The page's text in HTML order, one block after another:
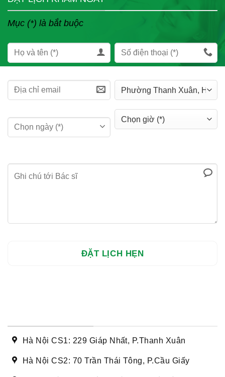
Mục (*) là bắt buộc
Hà Nội CS1: 229 Giáp Nhất, P.Thanh Xuân
Hà Nội CS2: 70 Trần Thái Tông, P.Cầu Giấy